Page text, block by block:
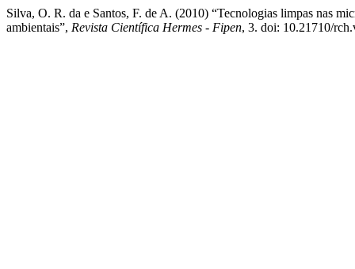
Silva, O. R. da e Santos, F. de A. (2010) “Tecnologias limpas nas
ambientais”, Revista Científica Hermes - Fipen, 3. doi: 10.21710/